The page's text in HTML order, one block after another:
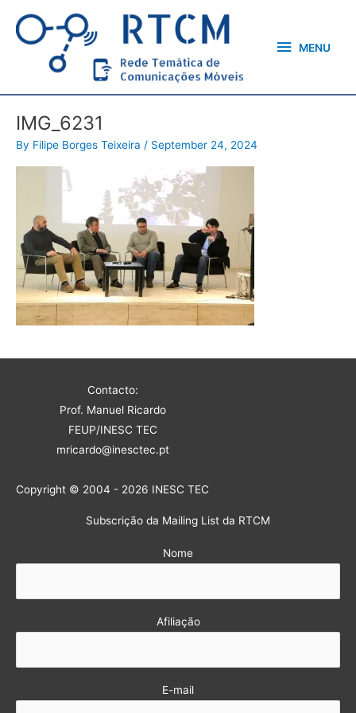
content
MENU
IMG_6231
By Filipe Borges Teixeira / September 24, 2024
Contacto:
Prof. Manuel Ricardo
FEUP/INESC TEC
mricardo@inesctec.pt
Copyright © 2004 - 2026 INESC TEC
Subscrição da Mailing List da RTCM
Nome
Afiliação
E-mail